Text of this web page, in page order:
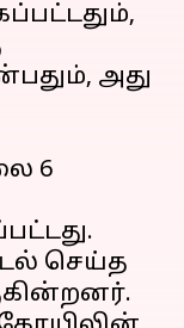
அது
6
செய்த